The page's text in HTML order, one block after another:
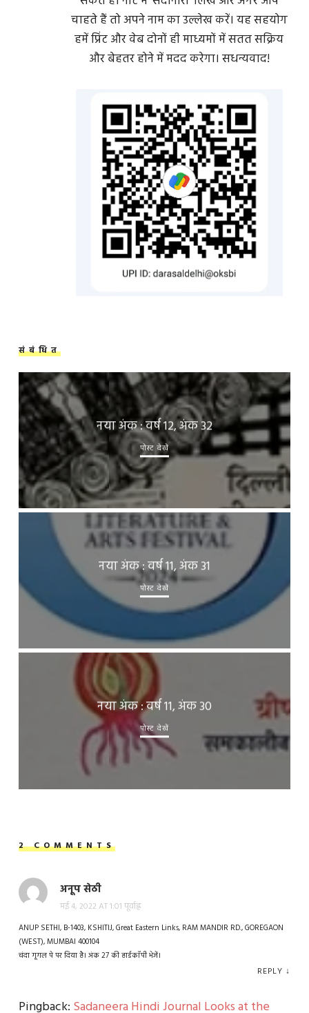
चाहते हैं तो अपने नाम का उल्लेख करें। यह सहयोग
हमें प्रिंट और वेब दोनों ही माध्यमों में सतत सक्रिय
और बेहतर होने में मदद करेगा। सधन्यवाद!
संबंधित
नया अंक : वर्ष 12, अंक 32
पोस्ट देखें
नया अंक : वर्ष 11, अंक 31
पोस्ट देखें
नया अंक : वर्ष 11, अंक 30
पोस्ट देखें
2 COMMENTS
अनूप सेठी
मई 4, 2022 AT 1:01 पूर्वाह्न
ANUP SETHI, B-1403, KSHITIJ, Great Eastern Links, RAM MANDIR RD., GOREGAON
(WEST), MUMBAI 400104
चंदा गूगल पे पर दिया है। अंक 27 की हार्डकॉपी भेजें।
REPLY ↓
Pingback: Sadaneera Hindi Journal Looks at the